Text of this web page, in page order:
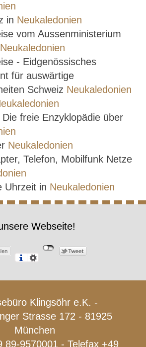
in Neukaledonien
vom Aussenministerium
Neukaledonien
- Eidgenössisches
für auswärtige
Schweiz Neukaledonien
freie Enzyklopädie über
Neukaledonien
Telefon, Mobilfunk Netze
Uhrzeit in Neukaledonien
Webseite!
Klingsöhr e.K. -
Strasse 172 - 81925
München
89-9570001 - Telefax +49